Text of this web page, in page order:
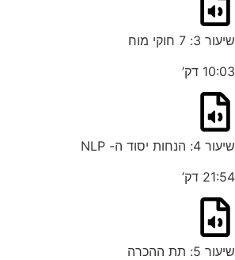
שיעור 3: 7 חוקי מוח
10:03 דק’
שיעור 4: הנחות יסוד ה- NLP
21:54 דק’
שיעור 5: תת ההכרה